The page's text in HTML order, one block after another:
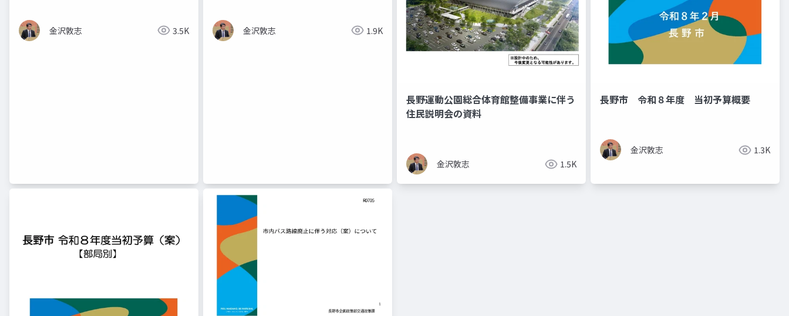
金沢敦志 3.5K 金沢敦志 1.9K
長野運動公園総合体育館整備事業に伴う
住民説明会の資料
金沢敦志 1.5K
長野市 令和８年度 当初予算概要
金沢敦志 1.3K